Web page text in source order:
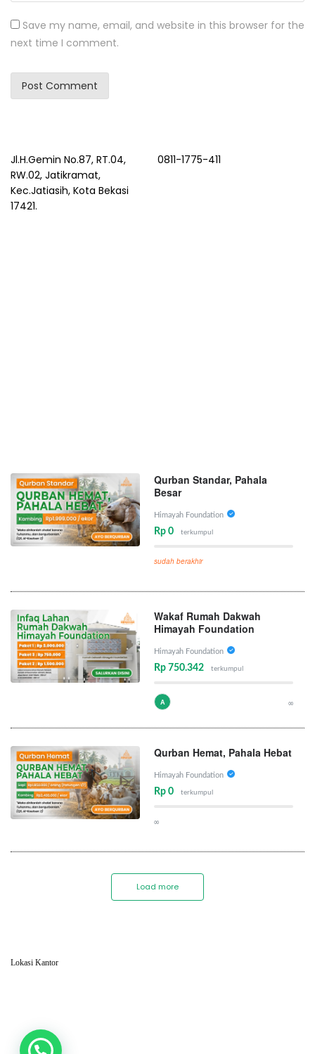
Save my name, email, and website in this browser for the
next time I comment.
Jl.H.Gemin No.87, RT.04,
RW.02, Jatikramat,
Kec.Jatiasih, Kota Bekasi
17421.
0811-1775-411
Qurban Standar, Pahala
Besar
Himayah Foundation
Rp 0 terkumpul
sudah berakhir
Wakaf Rumah Dakwah
Himayah Foundation
Himayah Foundation
Rp 750.342 terkumpul
A ∞
Qurban Hemat, Pahala Hebat
Himayah Foundation
Rp 0 terkumpul
∞
Load more
Lokasi Kantor